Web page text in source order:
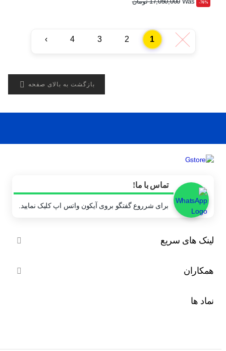
‎-76%
‹
1
2
3
4
›
بازگشت به بالای صفحه 
تماس با ما!
برای شرروع گفتگو بروی آیکون واتس اپ کلیک نمایید.
لینک های سریع 
همکاران 
نماد ها